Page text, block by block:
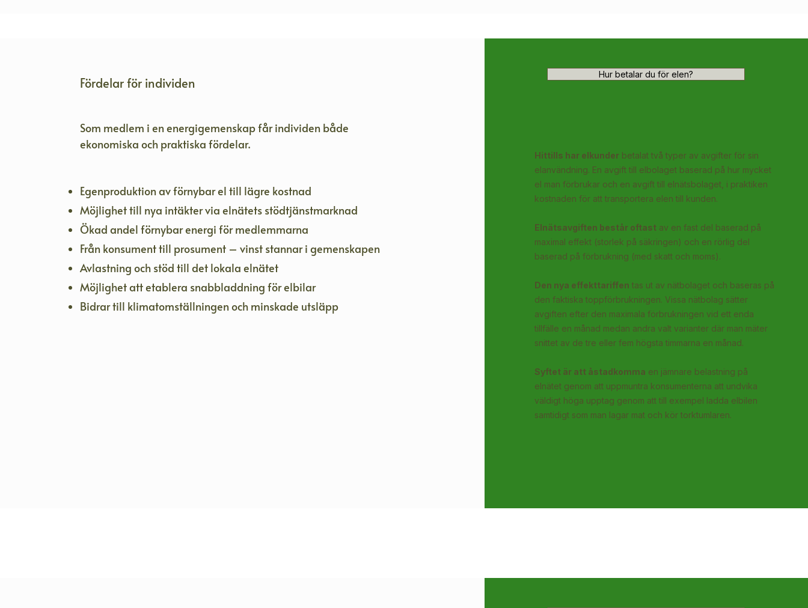
Fördelar för individen
Som medlem i en energigemenskap får individen både
ekonomiska och praktiska fördelar.
Egenproduktion av förnybar el till lägre kostnad
Möjlighet till nya intäkter via elnätets stödtjänstmarknad
Ökad andel förnybar energi för medlemmarna
Från konsument till prosument – vinst stannar i gemenskapen
Avlastning och stöd till det lokala elnätet
Möjlighet att etablera snabbladdning för elbilar
Bidrar till klimatomställningen och minskade utsläpp
Hur betalar du för elen?
Hittills har elkunder betalat två typer av avgifter för sin
elanvändning. En avgift till elbolaget baserad på hur mycket
el man förbrukar och en avgift till elnätsbolaget, i praktiken
kostnaden för att transportera elen till kunden.
Elnätsavgiften består oftast av en fast del baserad på
maximal effekt (storlek på säkringen) och en rörlig del
baserad på förbrukning (med skatt och moms).
Den nya effekttariffen tas ut av nätbolaget och baseras på
den faktiska toppförbrukningen. Vissa nätbolag sätter
avgiften efter den maximala förbrukningen vid ett enda
tillfälle en månad medan andra valt varianter där man mäter
snittet av de tre eller fem högsta timmarna en månad.
Syftet är att åstadkomma en jämnare belastning på
elnätet genom att uppmuntra konsumenterna att undvika
väldigt höga upptag genom att till exempel ladda elbilen
samtidigt som man lagar mat och kör torktumlaren.